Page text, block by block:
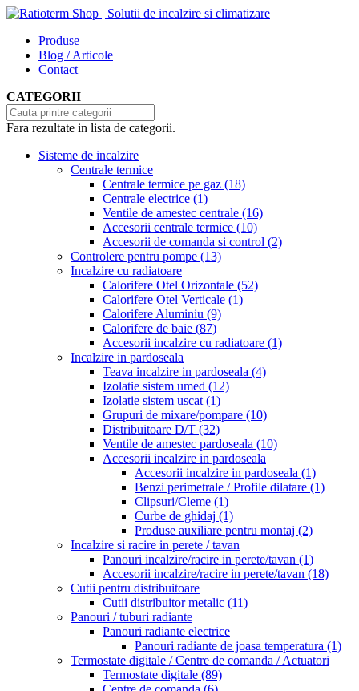
Produse
Blog / Articole
Contact
CATEGORII
Fara rezultate in lista de categorii.
Sisteme de incalzire
Centrale termice
Centrale termice pe gaz (18)
Centrale electrice (1)
Ventile de amestec centrale (16)
Accesorii centrale termice (10)
Accesorii de comanda si control (2)
Controlere pentru pompe (13)
Incalzire cu radiatoare
Calorifere Otel Orizontale (52)
Calorifere Otel Verticale (1)
Calorifere Aluminiu (9)
Calorifere de baie (87)
Accesorii incalzire cu radiatoare (1)
Incalzire in pardoseala
Teava incalzire in pardoseala (4)
Izolatie sistem umed (12)
Izolatie sistem uscat (1)
Grupuri de mixare/pompare (10)
Distribuitoare D/T (32)
Ventile de amestec pardoseala (10)
Accesorii incalzire in pardoseala
Accesorii incalzire in pardoseala (1)
Benzi perimetrale / Profile dilatare (1)
Clipsuri/Cleme (1)
Curbe de ghidaj (1)
Produse auxiliare pentru montaj (2)
Incalzire si racire in perete / tavan
Panouri incalzire/racire in perete/tavan (1)
Accesorii incalzire/racire in perete/tavan (18)
Cutii pentru distribuitoare
Cutii distribuitor metalic (11)
Panouri / tuburi radiante
Panouri radiante electrice
Panouri radiante de joasa temperatura (1)
Termostate digitale / Centre de comanda / Actuatori
Termostate digitale (89)